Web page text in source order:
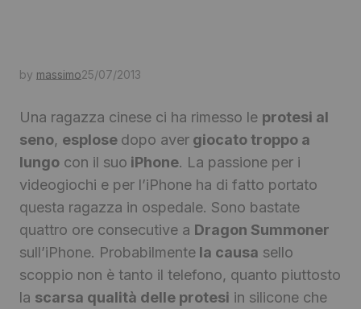
by massimo25/07/2013
Una ragazza cinese ci ha rimesso le protesi al
seno, esplose dopo aver giocato troppo a
lungo con il suo iPhone. La passione per i
videogiochi e per l’iPhone ha di fatto portato
questa ragazza in ospedale. Sono bastate
quattro ore consecutive a Dragon Summoner
sull’iPhone. Probabilmente la causa sello
scoppio non è tanto il telefono, quanto piuttosto
la scarsa qualità delle protesi in silicone che